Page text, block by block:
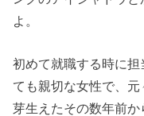
よ。
初めて就職する時に
ても親切な女性で、
芽生えたその数年前か